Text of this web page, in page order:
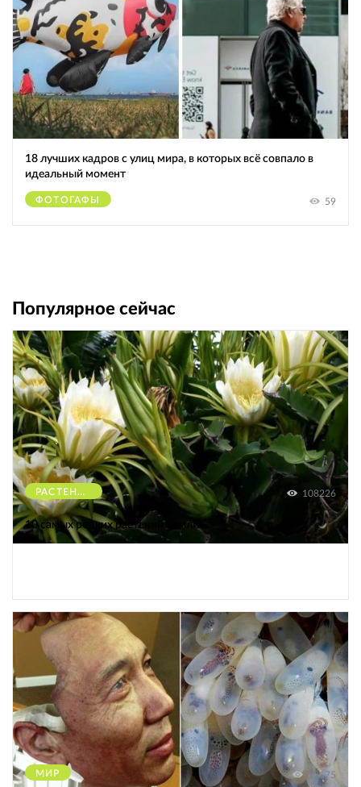
18 лучших кадров с улиц мира, в которых всё совпало в
идеальный момент
ФОТОГАФЫ 59
Популярное сейчас
РАСТЕНИЯ 108226
10 самых редких растений Земли
МИР 12175